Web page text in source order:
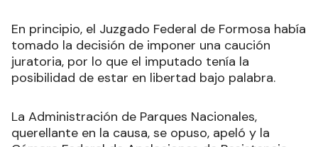
En principio, el Juzgado Federal de Formosa había
tomado la decisión de imponer una caución
juratoria, por lo que el imputado tenía la
posibilidad de estar en libertad bajo palabra.
La Administración de Parques Nacionales,
querellante en la causa, se opuso, apeló y la